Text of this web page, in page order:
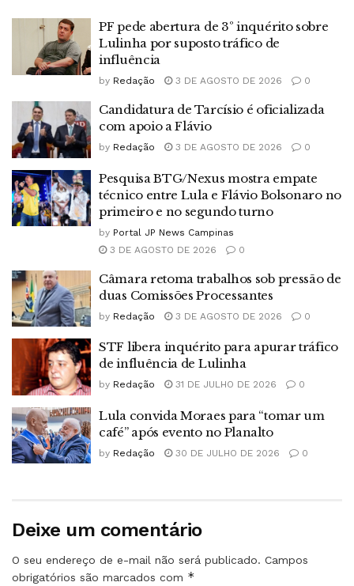
PF pede abertura de 3º inquérito sobre
Lulinha por suposto tráfico de
influência
by Redação 3 DE AGOSTO DE 2026 0
Candidatura de Tarcísio é oficializada
com apoio a Flávio
by Redação 3 DE AGOSTO DE 2026 0
Pesquisa BTG/Nexus mostra empate
técnico entre Lula e Flávio Bolsonaro no
primeiro e no segundo turno
by Portal JP News Campinas
3 DE AGOSTO DE 2026
0
Câmara retoma trabalhos sob pressão de
duas Comissões Processantes
by Redação 3 DE AGOSTO DE 2026 0
STF libera inquérito para apurar tráfico
de influência de Lulinha
by Redação 31 DE JULHO DE 2026 0
Lula convida Moraes para “tomar um
café” após evento no Planalto
by Redação 30 DE JULHO DE 2026 0
Deixe um comentário
O seu endereço de e-mail não será publicado. Campos
obrigatórios são marcados com *